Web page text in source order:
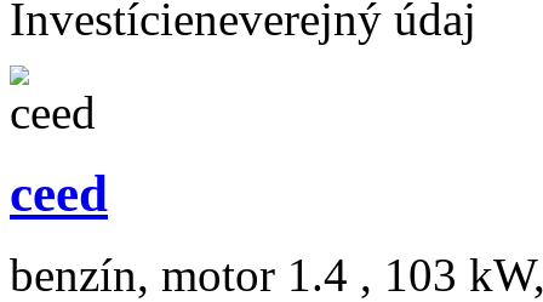
Investícieneverejný údaj
ceed
benzín, motor 1.4 , 103